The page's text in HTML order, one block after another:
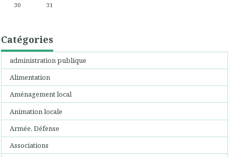
30
31
Catégories
administration publique
Alimentation
Aménagement local
Animation locale
Armée, Défense
Associations